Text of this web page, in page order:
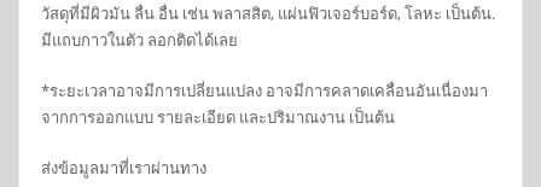
วัสดุที่มีผิวมัน ลื่น อื่น เช่น พลาสสิต, แผ่นฟิวเจอร์บอร์ด, โลหะ เป็นต้น.
มีแถบกาวในตัว ลอกติดได้เลย
*ระยะเวลาอาจมีการเปลี่ยนแปลง อาจมีการคลาดเคลื่อนอันเนื่องมา
จากการออกแบบ รายละเอียด และปริมาณงาน เป็นต้น
ส่งข้อมูลมาที่เราผ่านทาง